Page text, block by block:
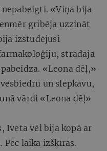
«Viņa bija
gribēja uzzināt
izstudējusi
strādāja
«Leona dēļ,»
un slepkavu,
vārdi «Leona dēļ»
Iveta vēl bija kopā ar
Pēc laika izšķīrās.